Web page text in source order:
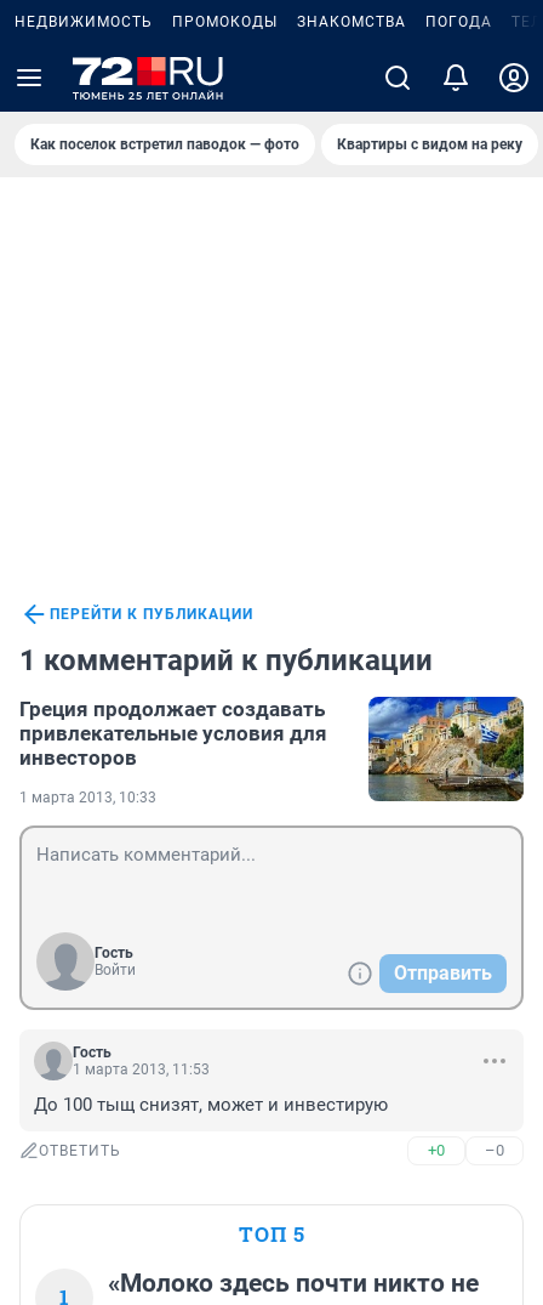
НЕДВИЖИМОСТЬ ПРОМОКОДЫ ЗНАКОМСТВА ПОГОДА
Как поселок встретил паводок — фото Квартиры с видом на реку
ПЕРЕЙТИ К ПУБЛИКАЦИИ
1 комментарий к публикации
Греция продолжает создавать
привлекательные условия для
инвесторов
1 марта 2013, 10:33
Гость
Войти
Отправить
Гость
1 марта 2013, 11:53
До 100 тыщ снизят, может и инвестирую
ОТВЕТИТЬ +0 –0
ТОП 5
1
«Молоко здесь почти никто не